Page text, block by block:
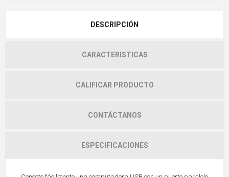
DESCRIPCIÓN
CARACTERISTICAS
CALIFICAR PRODUCTO
CONTÁCTANOS
ESPECIFICACIONES